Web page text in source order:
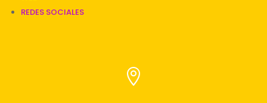
REDES SOCIALES
